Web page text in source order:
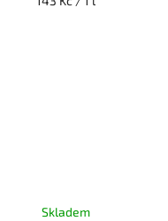
Skladem